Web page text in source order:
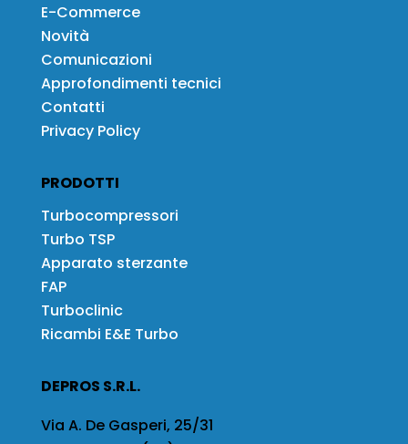
E-Commerce
Novità
Comunicazioni
Approfondimenti tecnici
Contatti
Privacy Policy
PRODOTTI
Turbocompressori
Turbo TSP
Apparato sterzante
FAP
Turboclinic
Ricambi E&E Turbo
DEPROS S.R.L.
Via A. De Gasperi, 25/31